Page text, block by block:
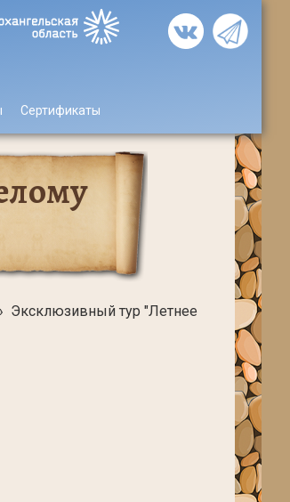
Сертификаты
Эксклюзивный тур "Летнее